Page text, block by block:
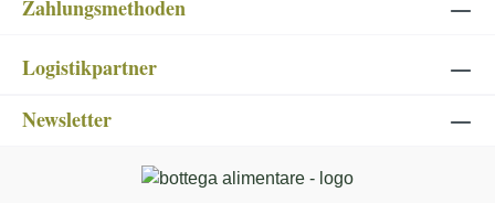
Zahlungsmethoden
Logistikpartner
Newsletter